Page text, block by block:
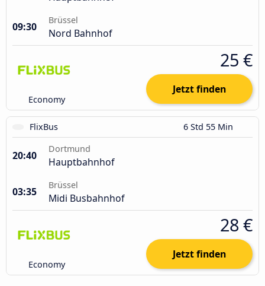
09:30
Brüssel
Nord Bahnhof
Economy
25 €
Jetzt finden
FlixBus 6 Std 55 Min
20:40
Dortmund
Hauptbahnhof
03:35
Brüssel
Midi Busbahnhof
Economy
28 €
Jetzt finden